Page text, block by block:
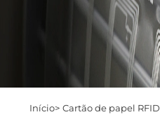
Início> Cartão de papel RFID